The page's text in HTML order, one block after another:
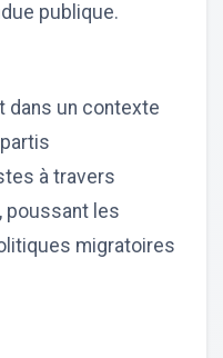
publique.
dans un contexte
à travers
poussant les
migratoires